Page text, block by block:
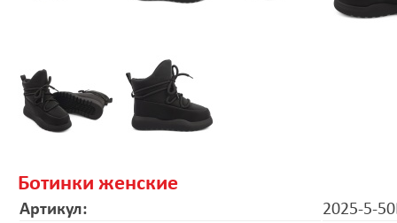
Ботинки женские
Артикул:
2025-5-